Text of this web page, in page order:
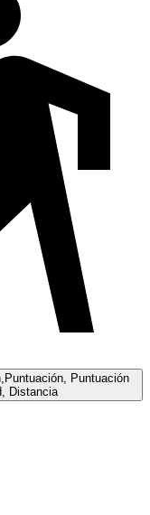
Puntuación
Distancia